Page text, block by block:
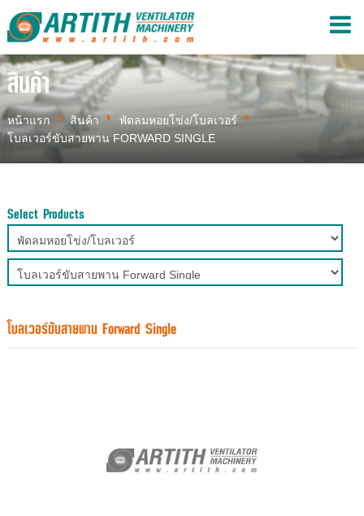
สินค้า
หน้าแรก สินค้า
พัดลมหอยโข่ง/โบลเวอร์
โบลเวอร์ขับสายพาน FORWARD SINGLE
Select Products
โบลเวอร์ขับสายพาน Forward Single